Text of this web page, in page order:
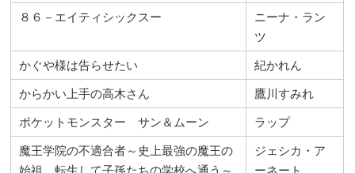
８６－エイティシックスー
ニーナ・ラン
ツ
かぐや様は告らせたい
紀かれん
からかい上手の高木さん
鷹川すみれ
ポケットモンスター サン＆ムーン
ラップ
魔王学院の不適合者～史上最強の魔王の
ジェシカ・ア